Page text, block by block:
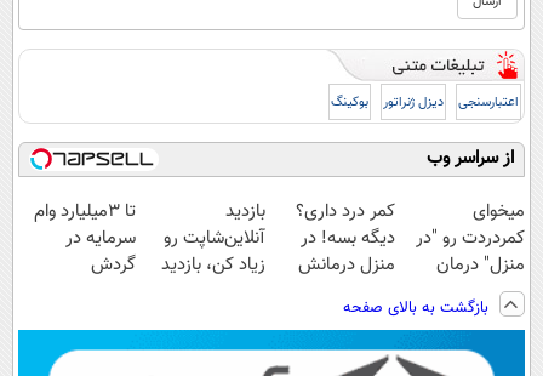
اعتبارسنجی دیزل ژنراتور بوکینگ
از سراسر وب
میخوای
کمردردت رو "در
منزل" درمان
کنی؟ (◂فیلم +
◂پرسش‌نامه)
کمر درد داری؟
دیگه بسه! در
منزل درمانش
(◀پرسش‌نامه)
بازدید
آنلاین‌شاپت رو
زیاد کن، بازدید
تا 3میلیارد وام
سرمایه در
گردش
ثبت کن
بازگشت به بالای صفحه